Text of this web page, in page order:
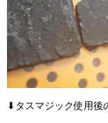
⬇タスマジック使用後